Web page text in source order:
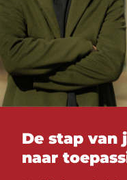
De stap van
naar